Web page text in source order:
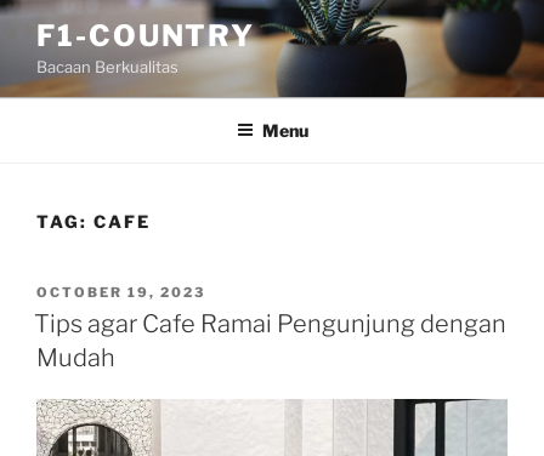
Skip
content
F1-COUNTRY
Bacaan Berkualitas
Menu
TAG: CAFE
POSTED
ON
OCTOBER 19, 2023
Tips agar Cafe Ramai Pengunjung dengan
Mudah